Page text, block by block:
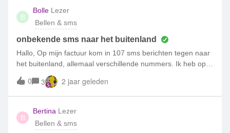
bereikbaar en kan ik niet bellen.Heel vervelend allemaal en
zeker niet iets wat ik verwacht van Simpel.Wie heeft hier een
oplossing voor?T.
B
Bolle Lezer
Bellen & sms
onbekende sms naar het buitenland
Hallo, Op mijn factuur kom in 107 sms berichten tegen naar
het buitenland, allemaal verschillende nummers. Ik heb op
de telefoon gekeken welke aps er rechten hebben om de
berichten app te gebruiken en dit zijn enkel de standaard
apps van android, geen gekke andere social media of winkel
apps. Elke sms is 7 cent omdat deze buiten mijn onbeperkte
sms bundel valt. Ik heb een vraag gesteld aan Simpel dit uit
te zoeken maar heb na een week nog geen antwoord.
0 3 2 jaar geleden
B
Bertina Lezer
Bellen & sms